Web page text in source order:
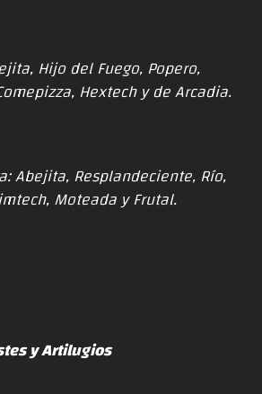
Hijo del Fuego, Popero,
Hextech y de Arcadia.
Abejita, Resplandeciente, Río,
Moteada y Frutal.
y Artilugios